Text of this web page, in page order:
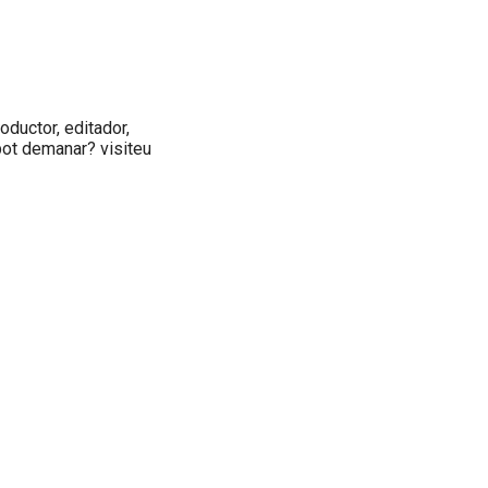
editador,
demanar? visiteu